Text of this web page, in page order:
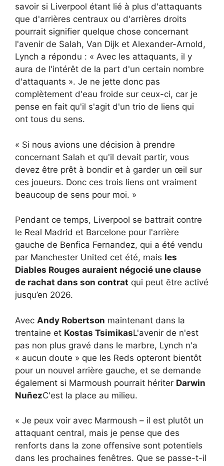
savoir si Liverpool étant lié à plus d'attaquants
que d'arrières centraux ou d'arrières droits
pourrait signifier quelque chose concernant
l'avenir de Salah, Van Dijk et Alexander-Arnold,
Lynch a répondu : « Avec les attaquants, il y
aura de l'intérêt de la part d'un certain nombre
d'attaquants ». Je ne jette donc pas
complètement d'eau froide sur ceux-ci, car je
pense en fait qu'il s'agit d'un trio de liens qui
ont tous du sens.
« Si nous avions une décision à prendre
concernant Salah et qu'il devait partir, vous
devez être prêt à bondir et à garder un œil sur
ces joueurs. Donc ces trois liens ont vraiment
beaucoup de sens pour moi. »
Pendant ce temps, Liverpool se battrait contre
le Real Madrid et Barcelone pour l'arrière
gauche de Benfica Fernandez, qui a été vendu
par Manchester United cet été, mais les
Diables Rouges auraient négocié une clause
de rachat dans son contrat qui peut être activé
jusqu’en 2026.
Avec Andy Robertson maintenant dans la
trentaine et Kostas TsimikasL'avenir de n'est
pas non plus gravé dans le marbre, Lynch n'a
« aucun doute » que les Reds opteront bientôt
pour un nouvel arrière gauche, et se demande
également si Marmoush pourrait hériter Darwin
NuñezC'est la place au milieu.
« Je peux voir avec Marmoush – il est plutôt un
attaquant central, mais je pense que des
renforts dans la zone offensive sont potentiels
dans les prochaines fenêtres. Que se passe-t-il